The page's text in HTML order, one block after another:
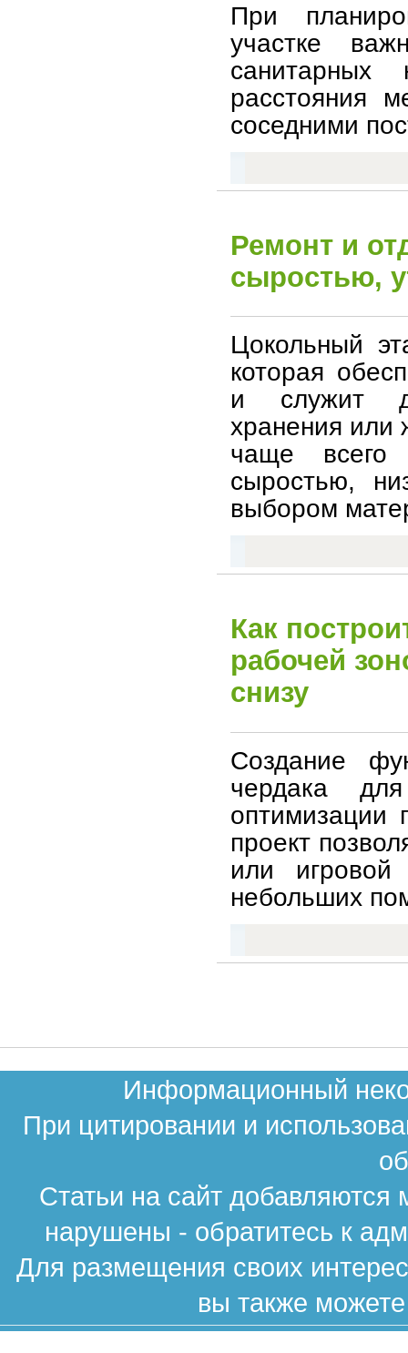
При
участке
расстояния
соседними
Ремонт и
сыростью,
Цокольный
которая
и служит
хранения или
чаще всего
сыростью,
выбором
Как
рабочей
снизу
Создание
чердака
оптимизации
проект
или
небольших
Информационный
При цитировании и
Статьи на сайт
нарушены - обратитесь к
Для размещения своих
вы также